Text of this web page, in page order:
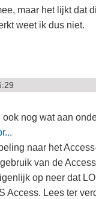
maar het lijkt dat
weet ik dus niet.
nog wat aan
naar het
van de
op neer dat
Access. Lees ter